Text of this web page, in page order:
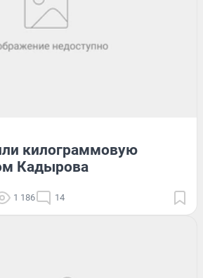
килограммовую
Кадырова
1 186 14